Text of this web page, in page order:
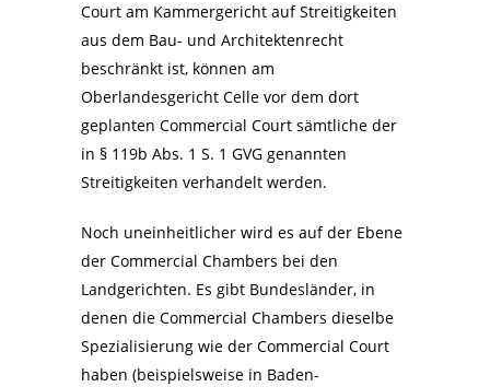
Court am Kammergericht auf Streitigkeiten
aus dem Bau- und Architektenrecht
beschränkt ist, können am
Oberlandesgericht Celle vor dem dort
geplanten Commercial Court sämtliche der
in § 119b Abs. 1 S. 1 GVG genannten
Streitigkeiten verhandelt werden.
Noch uneinheitlicher wird es auf der Ebene
der Commercial Chambers bei den
Landgerichten. Es gibt Bundesländer, in
denen die Commercial Chambers dieselbe
Spezialisierung wie der Commercial Court
haben (beispielsweise in Baden-